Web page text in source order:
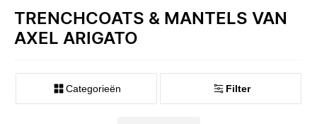
TRENCHCOATS & MANTELS VAN
AXEL ARIGATO
Categorieën Filter